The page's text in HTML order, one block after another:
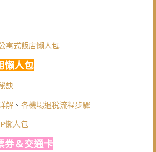
寓式飯店懶人包
懶人包
訣
解 、 各機場退稅流程步驟
懶人包
券＆交通卡